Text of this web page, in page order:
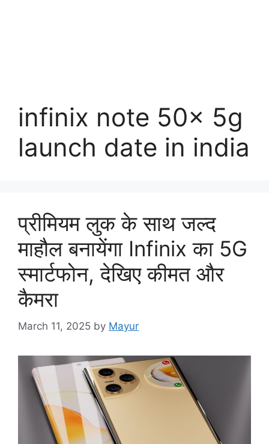
infinix note 50x 5g
launch date in india
प्रीमियम लुक के साथ जल्द
माहौल बनायेंगा Infinix का 5G
स्मार्टफोन, देखिए कीमत और
कैमरा
March 11, 2025 by Mayur